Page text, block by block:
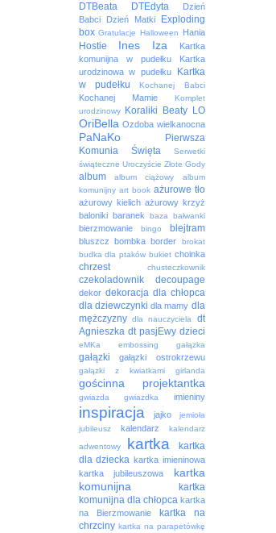
DTBeata DTEdyta
Dzień
Babci
Dzień Matki
Exploding
box Gratulacje Halloween Hania
Hostie Ines Iza
Kartka
komunijna w pudełku
Kartka
urodzinowa w pudełku
Kartka
w pudełku
Kochanej Babci
Kochanej Mamie
Komplet
urodzinowy
Koraliki Beaty LO
OriBella Ozdoba wielkanocna
PaNaKo
Pierwsza
Komunia Święta
Serwetki
świąteczne Uroczyście Złote Gody
album album ciążowy
album
komunijny art book ażurowe tło
ażurowy kielich ażurowy krzyż
baloniki
baranek baza bałwanki
bierzmowanie bingo blejtram
bluszcz bombka border
brokat
budka dla ptaków bukiet choinka
chrzest chusteczkownik
czekoladownik decoupage
dekor dekoracja dla chłopca
dla dziewczynki dla mamy dla
mężczyzny dla nauczyciela
dt
Agnieszka dt pasjEwy dzieci
eMKa embossing gałązka
gałązki gałązki ostrokrzewu
gałązki z kwiatkami girlanda
gościnna projektantka
gwiazda gwiazdka imieniny
inspiracja jajko
jemioła
jubileusz
kalendarz
kalendarz
adwentowy
kartka
kartka
dla dziecka kartka imieninowa
kartka jubileuszowa
kartka
komunijna
kartka
komunijna dla chłopca kartka
na Bierzmowanie
kartka na
chrzciny kartka na parapetówkę